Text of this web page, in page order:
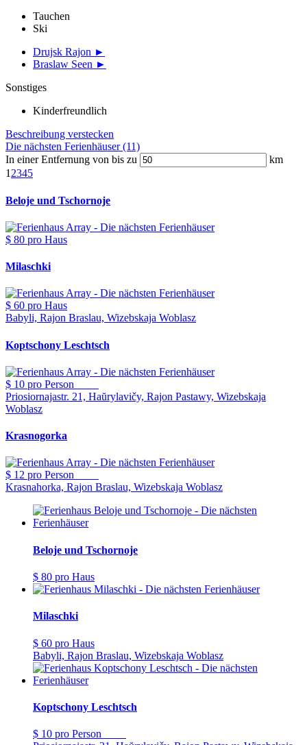
Tauchen
Ski
Drujsk Rajon ►
Braslaw Seen ►
Sonstiges
Kinderfreundlich
Beschreibung verstecken
Die nächsten Ferienhäuser (11)
In einer Entfernung von bis zu
km
1 2345
Beloje und Tschornoje
$ 80 pro Haus
Milaschki
$ 60 pro Haus
Babyli, Rajon Braslau, Wizebskaja Woblasz
Koptschony Leschtsch
$ 10 pro Person
Priosiornajastr. 21, Haŭrylavičy, Rajon Pastawy, Wizebskaja
Woblasz
Krasnogorka
$ 12 pro Person
Krasnahorka, Rajon Braslau, Wizebskaja Woblasz
Beloje und Tschornoje
$ 80 pro Haus
Milaschki
$ 60 pro Haus
Babyli, Rajon Braslau, Wizebskaja Woblasz
Koptschony Leschtsch
$ 10 pro Person